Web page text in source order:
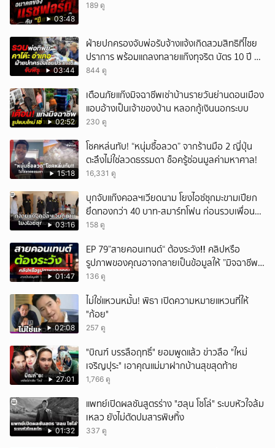
03:48
189 ดู
03:44
ฝ่ายปกครองจับพ่อรับจ้างแจ้งเกิดสวมสิทธิที่ไชย
ปราการ พร้อมแถลงทลายแก๊งทุจริต บัตร 10 ปี ที่
แม่สอด
844 ดู
02:52
เตือนภัยแก๊งมิจฉาชีพเช่าบ้านรายวันย่านดอนเมือง
แอบอ้างเป็นเจ้าของบ้าน หลอกกู้เงินนอกระบบ
230 ดู
15:18
โชคหล่นทับ! “หนุ่มซื้อลวด” จากร้านมือ 2 ญี่ปุ่น
ตะลึงไม่ใช่ลวดธรรมดา ช็อครู้ซ่อนมูลค่ามหาศาล!
16,331 ดู
03:16
บุกจับแก๊งคอลฯเวียดนาม โยงไอซ์ซุกมะขามเปียก
ยึดทองกว่า 40 บาท-สมาร์ทโฟน ก่อนรวบเพื่อน
ร่วมทีมหอบเงิน 1.5 แสนติดสินบนคาโรงพัก
158 ดู
01:47
EP 79”สายคอนเทนต์“ ต้องระวัง‼️ คลิปหรือ
รูปภาพของคุณอาจกลายเป็นข้อมูลให้ ”มิจฉาชีพ“
นำไปใช้ได้
136 ดู
02:08
ไม่ใช่แหวนหมั้น! พิธา เปิดความหมายแหวนที่ให้
"ก้อย"
257 ดู
27:01
"บิณฑ์ บรรลือฤทธิ์" ยอมพูดแล้ว ข่าวลือ "ใหม่
เจริญปุระ" เอาคุณแม่มาฝากบ้านสุขสุดท้าย
1,766 ดู
01:32
แพทย์เปิดผลชันสูตรร่าง "ฮลุน โซโล่" ระบบหัวใจล้ม
เหลว ยังไม่ตัดปมสารพิษทิ้ง
337 ดู